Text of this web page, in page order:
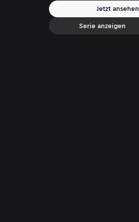
Jetzt ansehen
Serie anzeigen